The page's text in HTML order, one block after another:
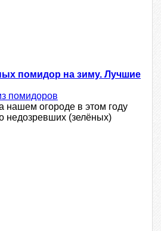
помидор на зиму. Лучшие
помидоров
нашем огороде в этом году
недозревших (зелёных)